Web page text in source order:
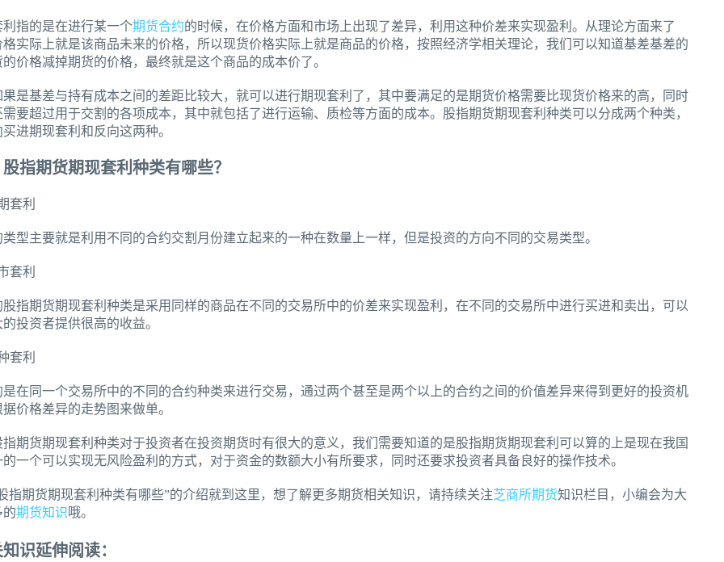
的是在进行某一个期货合约的时候，在价格方面和市场上出现了差异，利用这种价差来实现盈利。从理论方面来了
实际上就是该商品未来的价格，所以现货价格实际上就是商品的价格，按照经济学相关理论，我们可以知道基差基差的
价格减掉期货的价格，最终就是这个商品的成本价了。
基差与持有成本之间的差距比较大，就可以进行期现套利了，其中要满足的是期货价格需要比现货价格来的高，同时
要超过用于交割的各项成本，其中就包括了进行运输、质检等方面的成本。股指期货期现套利种类可以分成两个种类，
进期现套利和反向这两种。
期货期现套利种类有哪些？
利
主要就是利用不同的合约交割月份建立起来的一种在数量上一样，但是投资的方向不同的交易类型。
利
期货期现套利种类是采用同样的商品在不同的交易所中的价差来实现盈利，在不同的交易所中进行买进和卖出，可以
投资者提供很高的收益。
利
同一个交易所中的不同的合约种类来进行交易，通过两个甚至是两个以上的合约之间的价值差异来得到更好的投资机
价格差异的走势图来做单。
货期现套利种类对于投资者在投资期货时有很大的意义，我们需要知道的是股指期货期现套利可以算的上是现在我国
一个可以实现无风险盈利的方式，对于资金的数额大小有所要求，同时还要求投资者具备良好的操作技术。
货期现套利种类有哪些”的介绍就到这里，想了解更多期货相关知识，请持续关注芝商所期货知识栏目，小编会为大
的期货知识哦。
识延伸阅读：